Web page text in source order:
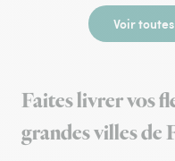
Voir
Faites livrer vos
grandes villes de